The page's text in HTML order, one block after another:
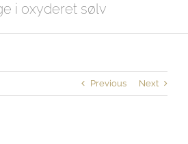
i oxyderet sølv
Previous Next